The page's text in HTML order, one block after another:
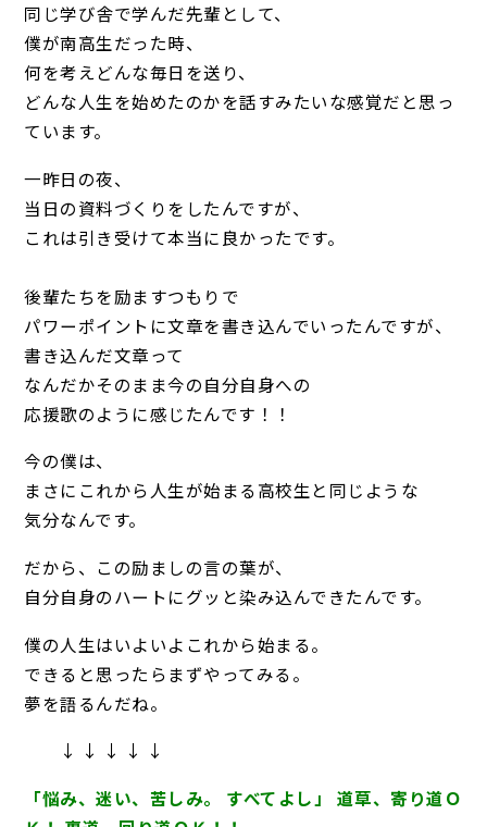
同じ学び舎で学んだ先輩として、
僕が南高生だった時、
何を考えどんな毎日を送り、
どんな人生を始めたのかを話すみたいな感覚だと思っ
ています。
一昨日の夜、
当日の資料づくりをしたんですが、
これは引き受けて本当に良かったです。
後輩たちを励ますつもりで
パワーポイントに文章を書き込んでいったんですが、
書き込んだ文章って
なんだかそのまま今の自分自身への
応援歌のように感じたんです！！
今の僕は、
まさにこれから人生が始まる高校生と同じような
気分なんです。
だから、この励ましの言の葉が、
自分自身のハートにグッと染み込んできたんです。
僕の人生はいよいよこれから始まる。
できると思ったらまずやってみる。
夢を語るんだね。
↓ ↓ ↓ ↓ ↓
「悩み、迷い、苦しみ。 すべてよし」 道草、寄り道Ｏ